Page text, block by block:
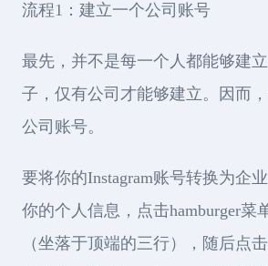
流程1：建立一个公司账号
最先，并不是每一个人都能够建
子，仅有公司才能够建立。因而
公司账号。
要将你的Instagram账号转换为企
你的个人信息，点击hamburger菜
（坐落于顶端的三行），随后点